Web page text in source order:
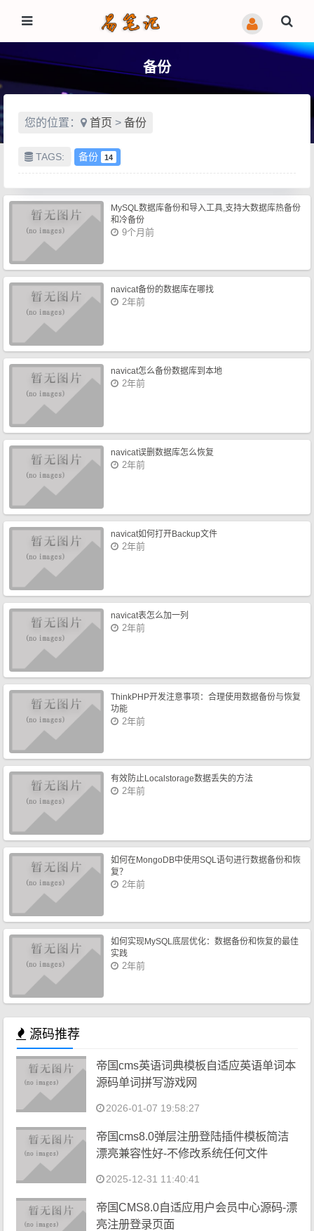
备份
您的位置： 首页 > 备份
TAGS: 备份 14
MySQL数据库备份和导入工具,支持大数据库热备份
和冷备份
9个月前
navicat备份的数据库在哪找
2年前
navicat怎么备份数据库到本地
2年前
navicat误删数据库怎么恢复
2年前
navicat如何打开Backup文件
2年前
navicat表怎么加一列
2年前
ThinkPHP开发注意事项：合理使用数据备份与恢复
功能
2年前
有效防止Localstorage数据丢失的方法
2年前
如何在MongoDB中使用SQL语句进行数据备份和恢
复？
2年前
如何实现MySQL底层优化：数据备份和恢复的最佳
实践
2年前
源码推荐
帝国cms英语词典模板自适应英语单词本
源码单词拼写游戏网
2026-01-07 19:58:27
帝国cms8.0弹层注册登陆插件模板简洁
漂亮兼容性好-不修改系统任何文件
2025-12-31 11:40:41
帝国CMS8.0自适应用户会员中心源码-漂
亮注册登录页面